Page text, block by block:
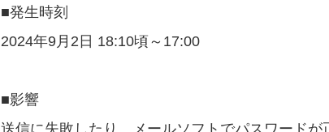
■発生時刻
2024年9月2日 18:10頃～17:00
■影響
送信に失敗したり、メールソフトでパスワード